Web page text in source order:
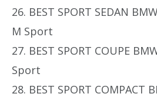
26. BEST SPORT SEDAN
M Sport
27. BEST SPORT COUPE
Sport
28. BEST SPORT COMPACT